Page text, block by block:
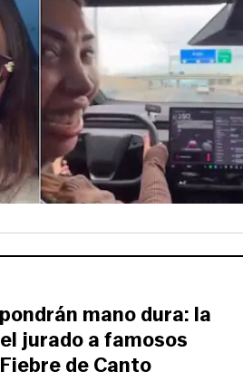
mano dura: la
jurado a famosos
de Canto